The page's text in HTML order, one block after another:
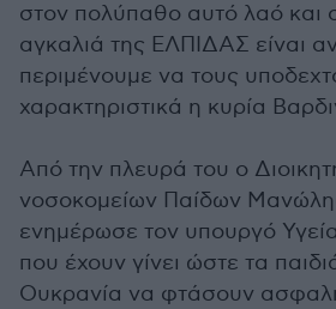
στον πολύπαθο αυτό λαό και
αγκαλιά της ΕΛΠΙΔΑΣ είναι
περιμένουμε να τους
χαρακτηριστικά η κυρία
Από την πλευρά του ο
νοσοκομείων Παίδων
ενημέρωσε τον υπουργό
που έχουν γίνει ώστε τα
Ουκρανία να φτάσουν